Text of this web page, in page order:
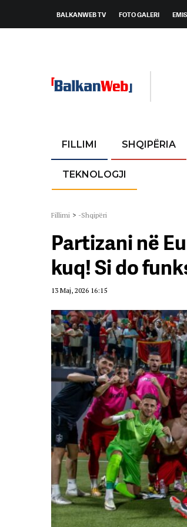
BALKANWEB TV FOTO GALERI
FILLIMI SHQIPËRIA
TEKNOLOGJI
Fillimi > -Shqipëri
Partizani në
kuq! Si do
13 Maj, 2026 16:15